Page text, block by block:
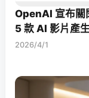
OpenAI 宣布關
5 款 AI 影片產
2026/4/1